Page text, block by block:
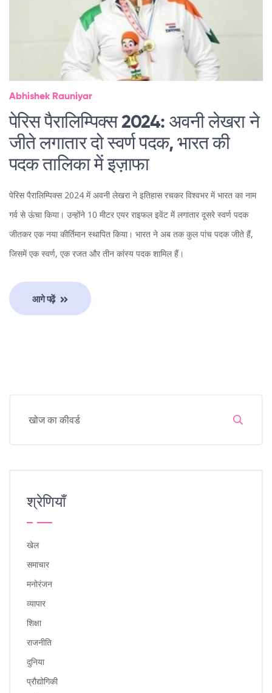
Abhishek Rauniyar
पेरिस पैरालिम्पिक्स 2024: अवनी लेखरा ने
जीते लगातार दो स्वर्ण पदक, भारत की
पदक तालिका में इज़ाफा
पेरिस पैरालिम्पिक्स 2024 में अवनी लेखरा ने इतिहास रचकर विश्वभर में भारत का नाम
गर्व से ऊंचा किया। उन्होंने 10 मीटर एयर राइफल इवेंट में लगातार दूसरे स्वर्ण पदक
जीतकर एक नया कीर्तिमान स्थापित किया। भारत ने अब तक कुल पांच पदक जीते हैं,
जिसमें एक स्वर्ण, एक रजत और तीन कांस्य पदक शामिल हैं।
आगे पढ़ें
श्रेणियाँ
खेल
समाचार
मनोरंजन
व्यापार
शिक्षा
राजनीति
दुनिया
प्रौद्योगिकी